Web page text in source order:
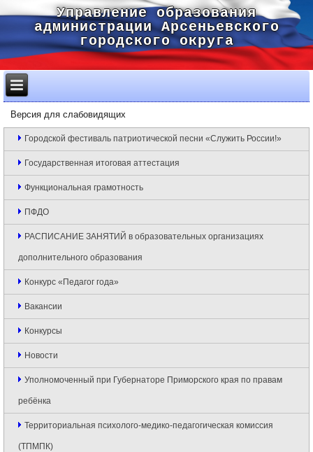
Управление образования
администрации Арсеньевского
городского округа
Версия для слабовидящих
Городской фестиваль патриотической песни «Служить России!»
Государственная итоговая аттестация
Функциональная грамотность
ПФДО
РАСПИСАНИЕ ЗАНЯТИЙ в образовательных организациях
дополнительного образования
Конкурс «Педагог года»
Вакансии
Конкурсы
Новости
Уполномоченный при Губернаторе Приморского края по правам
ребёнка
Территориальная психолого-медико-педагогическая комиссия
(ТПМПК)